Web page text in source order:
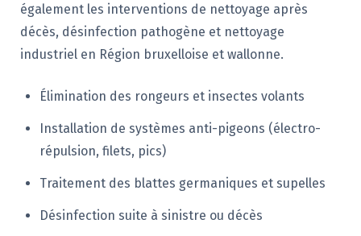
également les interventions de nettoyage après
décès, désinfection pathogène et nettoyage
industriel en Région bruxelloise et wallonne.
Élimination des rongeurs et insectes volants
Installation de systèmes anti-pigeons (électro-
répulsion, filets, pics)
Traitement des blattes germaniques et supelles
Désinfection suite à sinistre ou décès